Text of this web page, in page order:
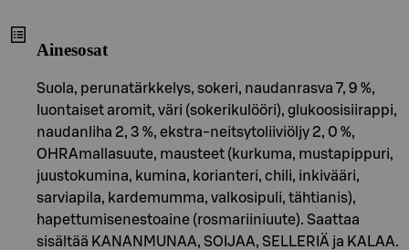
Ainesosat
Suola, perunatärkkelys, sokeri, naudanrasva 7, 9 %,
luontaiset aromit, väri (sokerikulööri), glukoosisiirappi,
naudanliha 2, 3 %, ekstra-neitsytoliiviöljy 2, 0 %,
OHRAmallasuute, mausteet (kurkuma, mustapippuri,
juustokumina, kumina, korianteri, chili, inkivääri,
sarviapila, kardemumma, valkosipuli, tähtianis),
hapettumisenestoaine (rosmariiniuute). Saattaa
sisältää KANANMUNAA, SOIJAA, SELLERIÄ ja KALAA.